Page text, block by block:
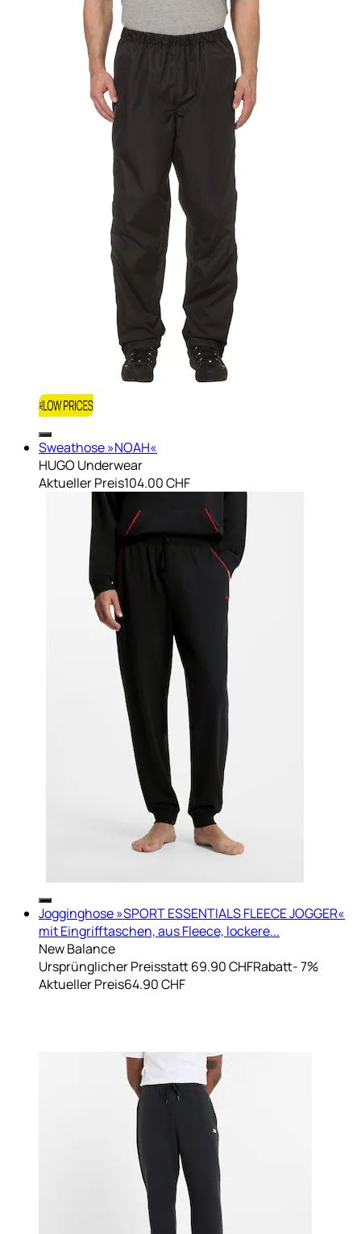
Sweathose »NOAH«
HUGO Underwear
Aktueller Preis104.00 CHF
Jogginghose »SPORT ESSENTIALS FLEECE JOGGER«
mit Eingrifftaschen, aus Fleece, lockere...
New Balance
Ursprünglicher Preisstatt 69.90 CHFRabatt- 7%
Aktueller Preis64.90 CHF